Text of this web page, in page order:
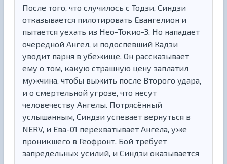
После того, что случилось с Тодзи, Синдзи
отказывается пилотировать Евангелион и
пытается уехать из Нео-Токио-3. Но нападает
очередной Ангел, и подоспевший Кадзи
уводит парня в убежище. Он рассказывает
ему о том, какую страшную цену заплатил
мужчина, чтобы выжить после Второго удара,
и о смертельной угрозе, что несут
человечеству Ангелы. Потрясённый
услышанным, Синдзи успевает вернуться в
NERV, и Ева-01 перехватывает Ангела, уже
проникшего в Геофронт. Бой требует
запредельных усилий, и Синдзи оказывается